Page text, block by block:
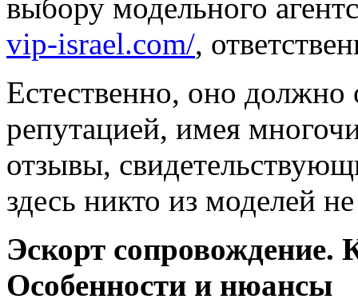
выбору модельного
vip-israel.com/,
Естественно, оно должно
репутацией, имея
отзывы,
здесь никто из моделей
Эскорт сопровождение.
Особенности и нюансы